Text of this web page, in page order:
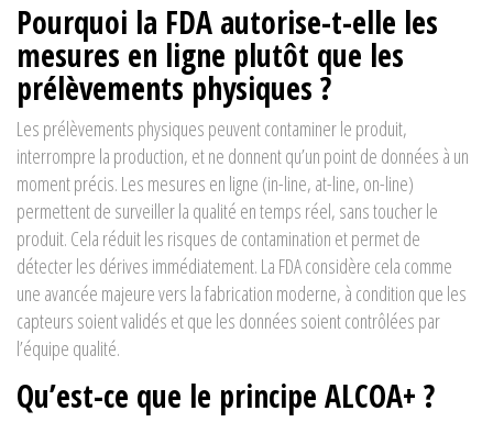
Pourquoi la FDA autorise-t-elle les
mesures en ligne plutôt que les
prélèvements physiques ?
Les prélèvements physiques peuvent contaminer le produit,
interrompre la production, et ne donnent qu’un point de données à un
moment précis. Les mesures en ligne (in-line, at-line, on-line)
permettent de surveiller la qualité en temps réel, sans toucher le
produit. Cela réduit les risques de contamination et permet de
détecter les dérives immédiatement. La FDA considère cela comme
une avancée majeure vers la fabrication moderne, à condition que les
capteurs soient validés et que les données soient contrôlées par
l’équipe qualité.
Qu’est-ce que le principe ALCOA+ ?